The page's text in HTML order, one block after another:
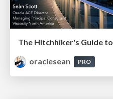
The Hitchhiker's Guide
oraclesean
PRO